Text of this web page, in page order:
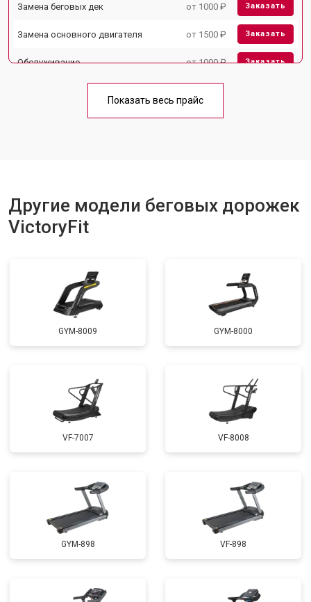
Замена беговых дек от 1000 ₽ Заказать
Замена основного двигателя от 1500 ₽ Заказать
Обслуживание от 1000 ₽ Заказать
Замена блока питания от 1000 ₽
Показать весь прайс
Другие модели беговых дорожек
VictoryFit
GYM-8009 GYM-8000
VF-7007 VF-8008
GYM-898 VF-898